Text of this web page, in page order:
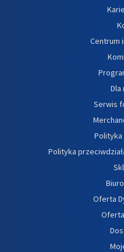
Centrum
Dla
Serwis
Polityka
Polityka
Oferta